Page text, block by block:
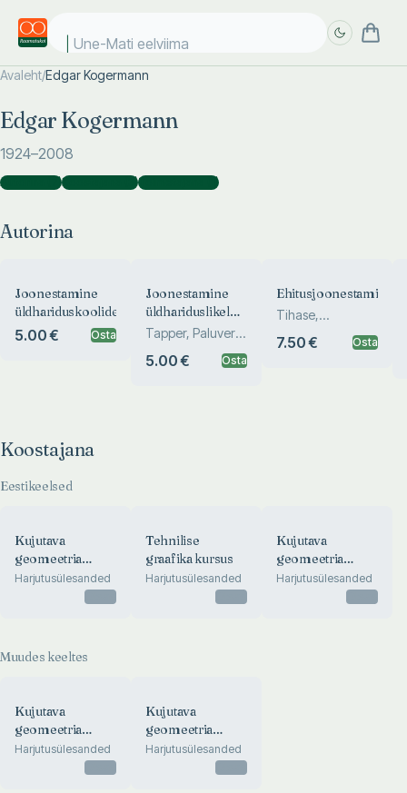
Une-Mati eelviimas
Avaleht/Edgar Kogermann
Edgar Kogermann
1924–2008
Autorina )Koostajana )Toimetajana )
Autorina
Joonestamine
üldhariduskoolidele
5.00 € Osta
Joonestamine
üldhariduslikele
koolidele
Tapper, Paluver,
5.00 € Osta
Ehitusjoonestamine
Tihase,
Leppik
7.50 € Osta
Koostajana
Eestikeelsed
Kujutava
geomeetria
üldkursus
Harjutusülesanded
Tehnilise
graafika kursus
Harjutusülesanded
Kujutava
geomeetria
üldkursus
Harjutusülesanded
Muudes keeltes
Kujutava
geomeetria
üldkursus
Harjutusülesanded
Kujutava
geomeetria
üldkursus
Harjutusülesanded